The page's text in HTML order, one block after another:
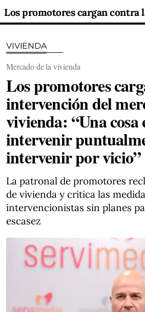
VIVIENDA
Mercado de la vivienda
Los promotores
intervención del
vivienda: “Una cosa
intervenir
intervenir por vicio”
La patronal de promotores
de vivienda y critica las
intervencionistas sin planes
escasez